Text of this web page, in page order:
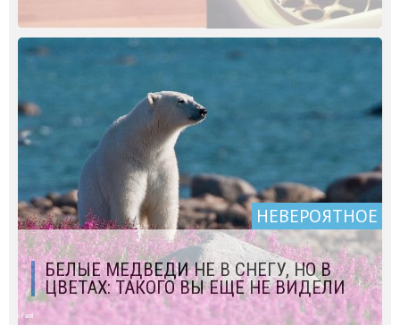
НЕВЕРОЯТНОЕ
БЕЛЫЕ МЕДВЕДИ НЕ В СНЕГУ, НО В
ЦВЕТАХ: ТАКОГО ВЫ ЕЩЕ НЕ ВИДЕЛИ